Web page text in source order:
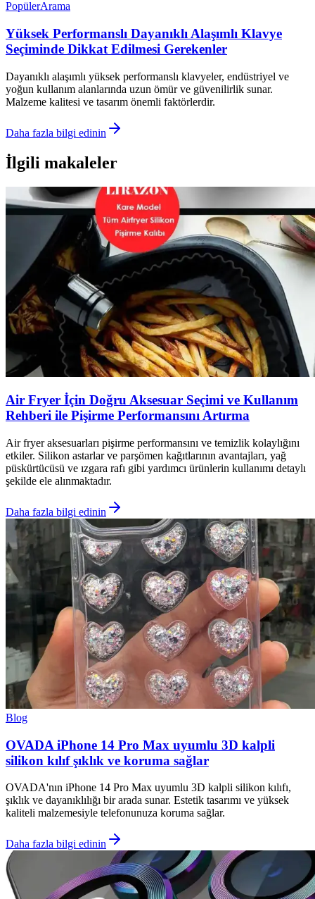
PopülerArama
Yüksek Performanslı Dayanıklı Alaşımlı Klavye
Seçiminde Dikkat Edilmesi Gerekenler
Dayanıklı alaşımlı yüksek performanslı klavyeler, endüstriyel ve
yoğun kullanım alanlarında uzun ömür ve güvenilirlik sunar.
Malzeme kalitesi ve tasarım önemli faktörlerdir.
Daha fazla bilgi edinin
İlgili makaleler
Air Fryer İçin Doğru Aksesuar Seçimi ve Kullanım
Rehberi ile Pişirme Performansını Artırma
Air fryer aksesuarları pişirme performansını ve temizlik kolaylığını
etkiler. Silikon astarlar ve parşömen kağıtlarının avantajları, yağ
püskürtücüsü ve ızgara rafı gibi yardımcı ürünlerin kullanımı detaylı
şekilde ele alınmaktadır.
Daha fazla bilgi edinin
Blog
OVADA iPhone 14 Pro Max uyumlu 3D kalpli
silikon kılıf şıklık ve koruma sağlar
OVADA'nın iPhone 14 Pro Max uyumlu 3D kalpli silikon kılıfı,
şıklık ve dayanıklılığı bir arada sunar. Estetik tasarımı ve yüksek
kaliteli malzemesiyle telefonunuza koruma sağlar.
Daha fazla bilgi edinin